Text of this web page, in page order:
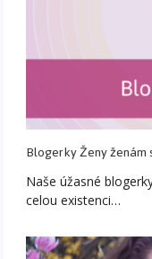
Blogerky Ženy ženám
Naše úžasné
celou existenci…